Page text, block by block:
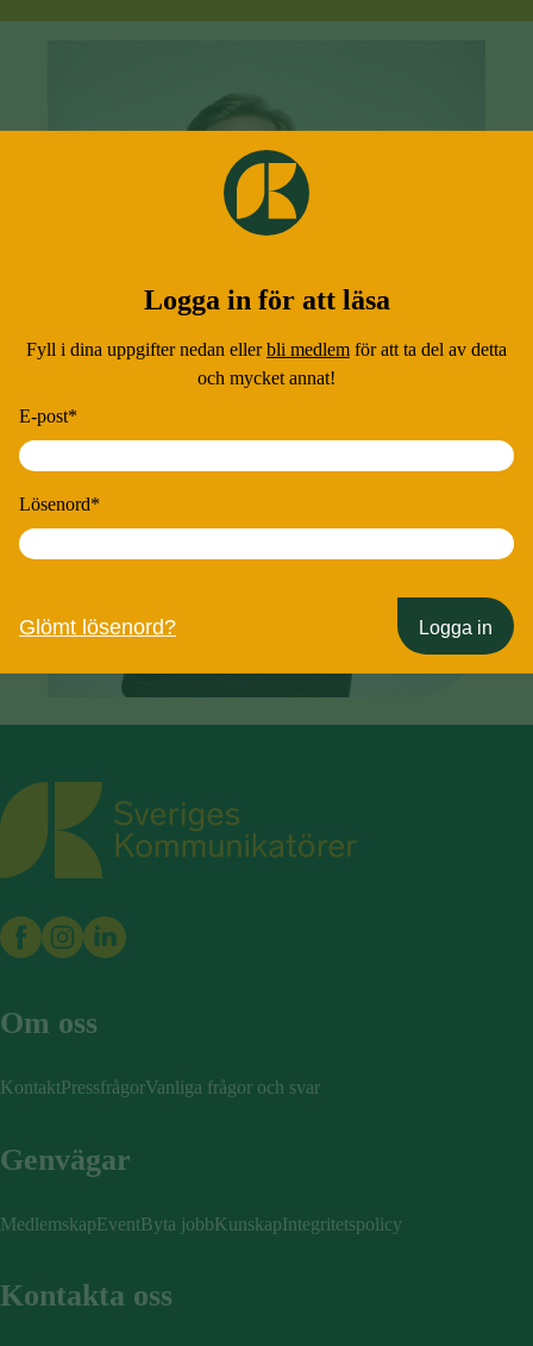
Logga in för att läsa
Fyll i dina uppgifter nedan ellerbli medlem för att ta del av detta
och mycket annat!
E-post*
Lösenord*
Logga in
Glömt lösenord?
Sveriges Kommunikatörer
Om oss
KontaktPressfrågorVanliga frågor och svar
Genvägar
MedlemskapEventByta jobbKunskapIntegritetspolicy
Kontakta oss